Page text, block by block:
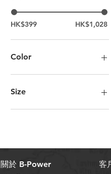
HK$399 HK$1,028
Color
BLACK BLUE METALLIC丨
MATT GLOSSY
GLOSSY
BLACK | MATT GLOSSY
GLOSSY
Size
L
關於 B-Power 客